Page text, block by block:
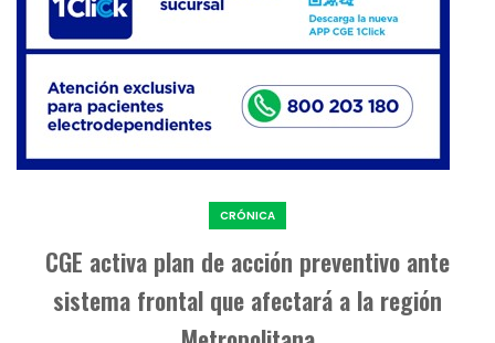
CRÓNICA
CGE activa plan de acción preventivo ante
sistema frontal que afectará a la región